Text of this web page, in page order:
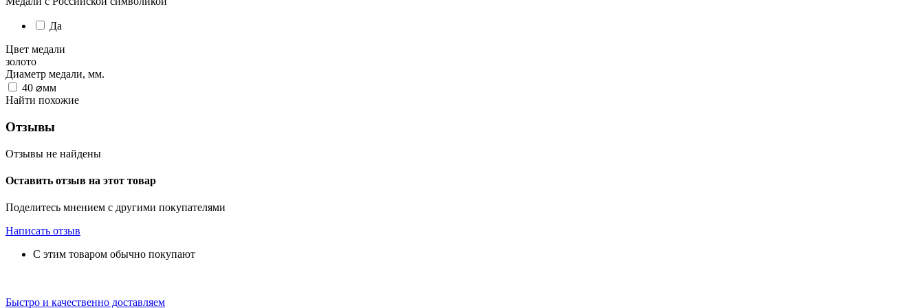
Да
Цвет медали
золото
Диаметр медали, мм.
40 ⌀мм
Найти похожие
Отзывы
Отзывы не найдены
Оставить отзыв на этот товар
Поделитесь мнением с другими покупателями
Написать отзыв
С этим товаром обычно покупают
Быстро и качественно доставляем